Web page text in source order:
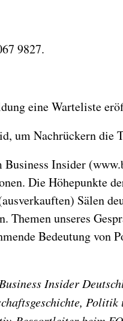
9827.
eine Warteliste
um Nachrückern die
Insider
Die Höhepunkte
Sälen
unseres
Bedeutung von
Insider